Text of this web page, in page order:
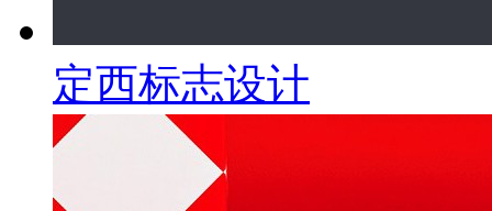
定西标志设计